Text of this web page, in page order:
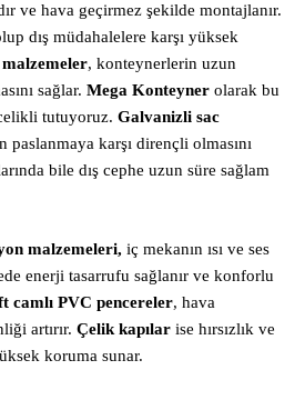
ve hava geçirmez şekilde montajlanır.
dış müdahalelere karşı yüksek
, konteynerlerin uzun
sağlar. Mega Konteyner olarak bu
tutuyoruz. Galvanizli sac
paslanmaya karşı dirençli olmasını
bile dış cephe uzun süre sağlam
malzemeleri, iç mekanın ısı ve ses
enerji tasarrufu sağlanır ve konforlu
camlı PVC pencereler, hava
artırır. Çelik kapılar ise hırsızlık ve
koruma sunar.